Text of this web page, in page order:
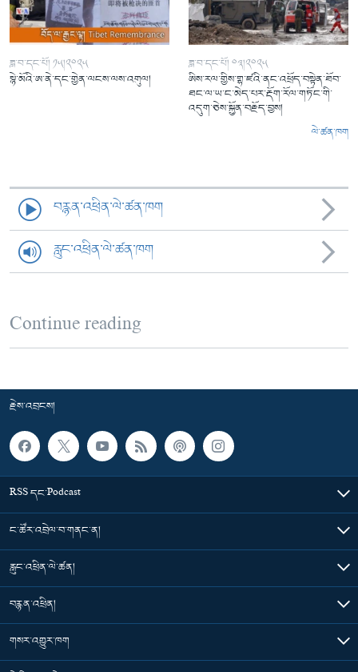
ཟླ་བ་དང་པོ། ༡༥།༢༠༢༥
སྙེ་མོའི་ཨ་ནེ་དང་གྱེན་ལངས་ལས་འགུལ།
ཟླ་བ་དང་པོ། ༠༣།༢༠༢༥
ཨིས་རལ་གྱིས་གྷ་ཛའི་ནང་འཕྲོད་བསྟེན་ཐོབ་
ཐང་ལ་ཡ་ང་མེད་པར་རྡོག་རོལ་གཏོང་གི་
འདུག་ཅེས་སྐྱོན་བརྗོད་བྱས།
ལེ་ཚན་ཁག
བརྙན་འཕྲིན་ལེ་ཚན་ཁག
རླུང་འཕྲིན་ལེ་ཚན་ཁག
Continue reading
རྗེས་འབྲངས།
RSS དང་Podcast
ང་ཚོར་འབྲེལ་བ་གནང་ན།
རླུང་འཕྲིན་ལེ་ཚན།
བརྙན་འཕྲིན།
གསར་འགྱུར་ཁག